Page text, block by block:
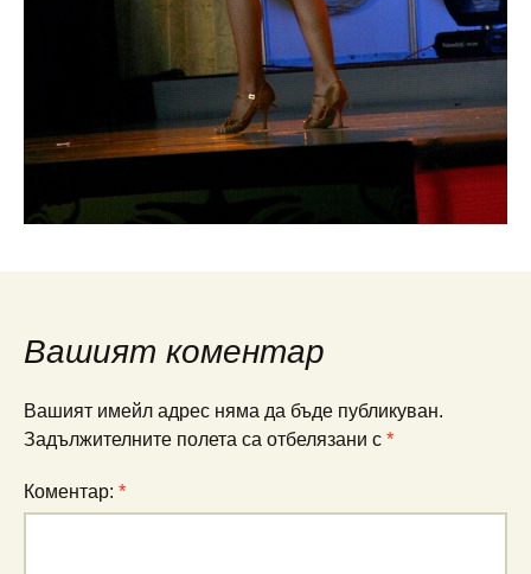
Вашият коментар
Вашият имейл адрес няма да бъде публикуван.
Задължителните полета са отбелязани с *
Коментар: *